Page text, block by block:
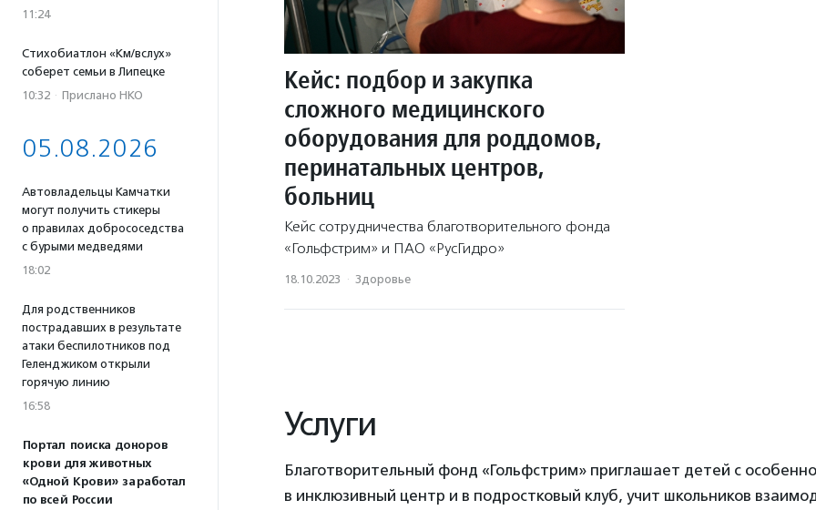
11:24
Стихобиатлон «Км/вслух»
соберет семьи в Липецке
10:32 · Прислано НКО
05.08.2026
Автовладельцы Камчатки
могут получить стикеры
о правилах добрососедства
с бурыми медведями
18:02
Для родственников
пострадавших в результате
атаки беспилотников под
Геленджиком открыли
горячую линию
16:58
Портал поиска доноров
крови для животных
«Одной Крови» заработал
по всей России
Кейс: подбор и закупка
сложного медицинского
оборудования для роддомов,
перинатальных центров,
больниц
Кейс сотрудничества благотворительного фонда
«Гольфстрим» и ПАО «РусГидро»
18.10.2023 · Здоровье
Услуги
Благотворительный фонд «Гольфстрим» приглашает детей с
в инклюзивный центр и в подростковый клуб, учит школьников